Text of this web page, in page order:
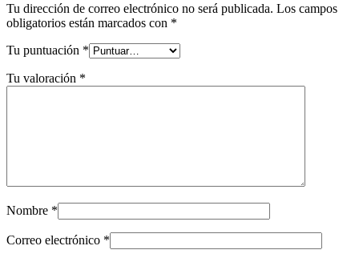
Tu dirección de correo electrónico no será publicada. Los campos
obligatorios están marcados con *
Tu puntuación *
Tu valoración *
Nombre *
Correo electrónico *